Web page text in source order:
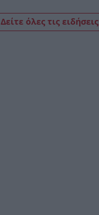
Δείτε όλες τις ειδήσεις